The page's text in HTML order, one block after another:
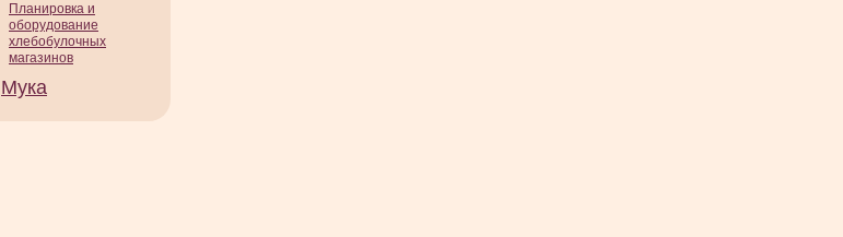
Планировка и
оборудование
хлебобулочных
магазинов
Мука